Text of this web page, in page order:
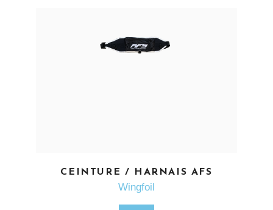
EN SAVOIR PLUS
CEINTURE / HARNAIS AFS
Wingfoil